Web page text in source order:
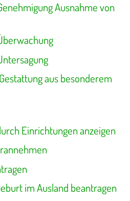
Ausnahme von
aus besonderem
Einrichtungen anzeigen
im Ausland beantragen